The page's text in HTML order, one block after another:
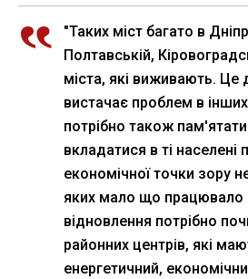
"Таких міст багато в
Полтавській,
міста, які виживають. Це
вистачає проблем в інших
потрібно також
вкладатися в ті населені
економічної точки зору
яких мало що працювало
відновлення потрібно
районних центрів, які
енергетичний,